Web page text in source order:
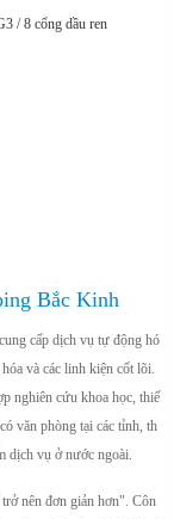
/ 8 cổng dầu ren
Bắc Kinh
cấp dịch vụ tự động hó
và các linh kiện cốt lõi.
nghiên cứu khoa học, thiế
văn phòng tại các tỉnh, th
dịch vụ ở nước ngoài.
nên đơn giản hơn". Côn